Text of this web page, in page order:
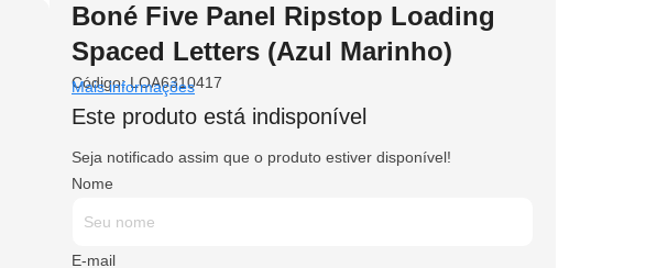
Boné Five Panel Ripstop Loading
Spaced Letters (Azul Marinho)
Código:LOA6310417
Mais informações
Este produto está indisponível
Seja notificado assim que o produto estiver disponível!
Nome
E-mail